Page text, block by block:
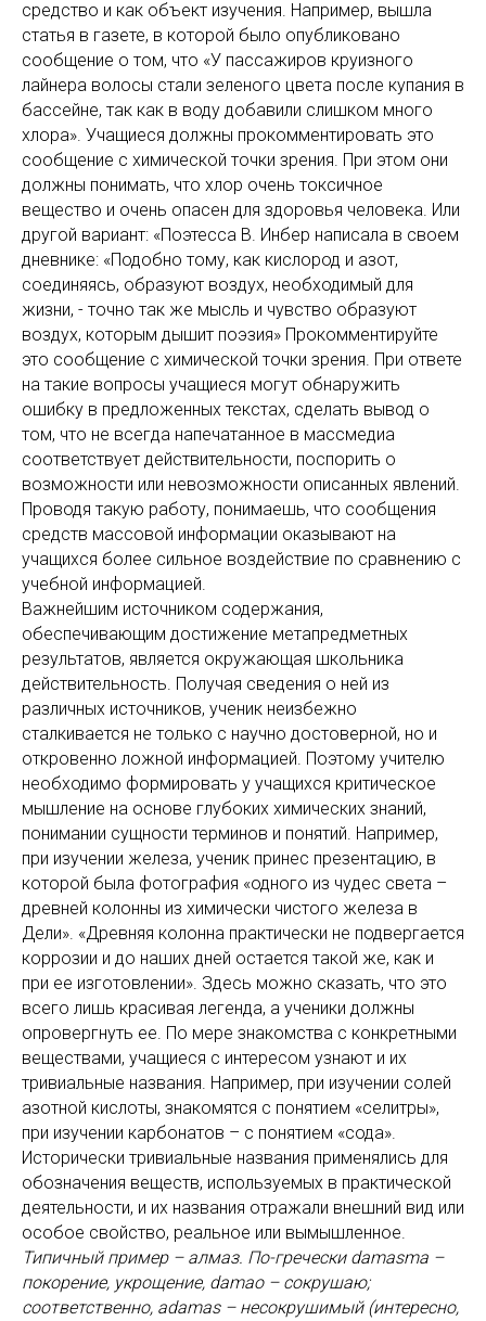
средство и как объект изучения. Например, вышла
статья в газете, в которой было опубликовано
сообщение о том, что «У пассажиров круизного
лайнера волосы стали зеленого цвета после купания в
бассейне, так как в воду добавили слишком много
хлора». Учащиеся должны прокомментировать это
сообщение с химической точки зрения. При этом они
должны понимать, что хлор очень токсичное
вещество и очень опасен для здоровья человека. Или
другой вариант: «Поэтесса В. Инбер написала в своем
дневнике: «Подобно тому, как кислород и азот,
соединяясь, образуют воздух, необходимый для
жизни, - точно так же мысль и чувство образуют
воздух, которым дышит поэзия» Прокомментируйте
это сообщение с химической точки зрения. При ответе
на такие вопросы учащиеся могут обнаружить
ошибку в предложенных текстах, сделать вывод о
том, что не всегда напечатанное в массмедиа
соответствует действительности, поспорить о
возможности или невозможности описанных явлений.
Проводя такую работу, понимаешь, что сообщения
средств массовой информации оказывают на
учащихся более сильное воздействие по сравнению с
учебной информацией.
Важнейшим источником содержания,
обеспечивающим достижение метапредметных
результатов, является окружающая школьника
действительность. Получая сведения о ней из
различных источников, ученик неизбежно
сталкивается не только с научно достоверной, но и
откровенно ложной информацией. Поэтому учителю
необходимо формировать у учащихся критическое
мышление на основе глубоких химических знаний,
понимании сущности терминов и понятий. Например,
при изучении железа, ученик принес презентацию, в
которой была фотография «одного из чудес света –
древней колонны из химически чистого железа в
Дели». «Древняя колонна практически не подвергается
коррозии и до наших дней остается такой же, как и
при ее изготовлении». Здесь можно сказать, что это
всего лишь красивая легенда, а ученики должны
опровергнуть ее. По мере знакомства с конкретными
веществами, учащиеся с интересом узнают и их
тривиальные названия. Например, при изучении солей
азотной кислоты, знакомятся с понятием «селитры»,
при изучении карбонатов – с понятием «сода».
Исторически тривиальные названия применялись для
обозначения веществ, используемых в практической
деятельности, и их названия отражали внешний вид или
особое свойство, реальное или вымышленное.
Типичный пример – алмаз. По-гречески damasma –
покорение, укрощение, damao – сокрушаю;
соответственно, adamas – несокрушимый (интересно,